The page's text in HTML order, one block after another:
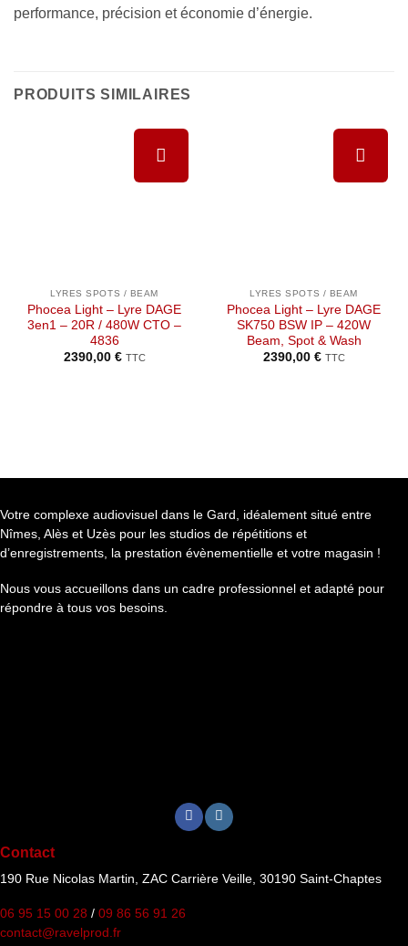
performance, précision et économie d’énergie.
PRODUITS SIMILAIRES
LYRES SPOTS / BEAM
Phocea Light – Lyre DAGE
3en1 – 20R / 480W CTO –
4836
2390,00 € TTC
LYRES SPOTS / BEAM
Phocea Light – Lyre DAGE
SK750 BSW IP – 420W
Beam, Spot & Wash
2390,00 € TTC
Votre complexe audiovisuel dans le Gard, idéalement situé entre
Nîmes, Alès et Uzès pour les studios de répétitions et
d’enregistrements, la prestation évènementielle et votre magasin !
Nous vous accueillons dans un cadre professionnel et adapté pour
répondre à tous vos besoins.
Contact
190 Rue Nicolas Martin, ZAC Carrière Veille, 30190 Saint-Chaptes
06 95 15 00 28 / 09 86 56 91 26
contact@ravelprod.fr